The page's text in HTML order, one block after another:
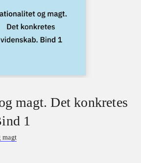
magt. Det konkretes
1
magt